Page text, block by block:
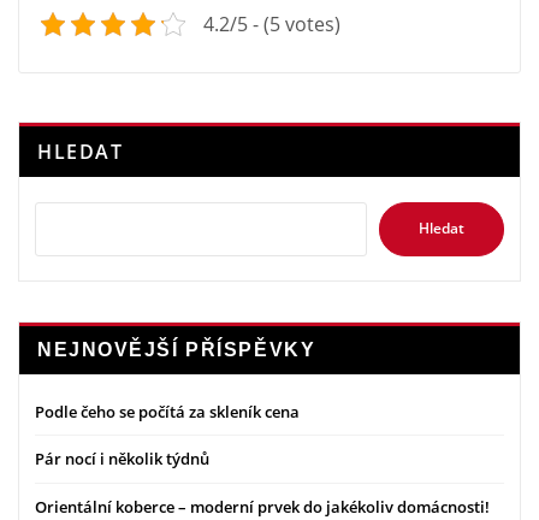
4.2/5 - (5 votes)
HLEDAT
Hledat
NEJNOVĚJŠÍ PŘÍSPĚVKY
Podle čeho se počítá za skleník cena
Pár nocí i několik týdnů
Orientální koberce – moderní prvek do jakékoliv domácnosti!